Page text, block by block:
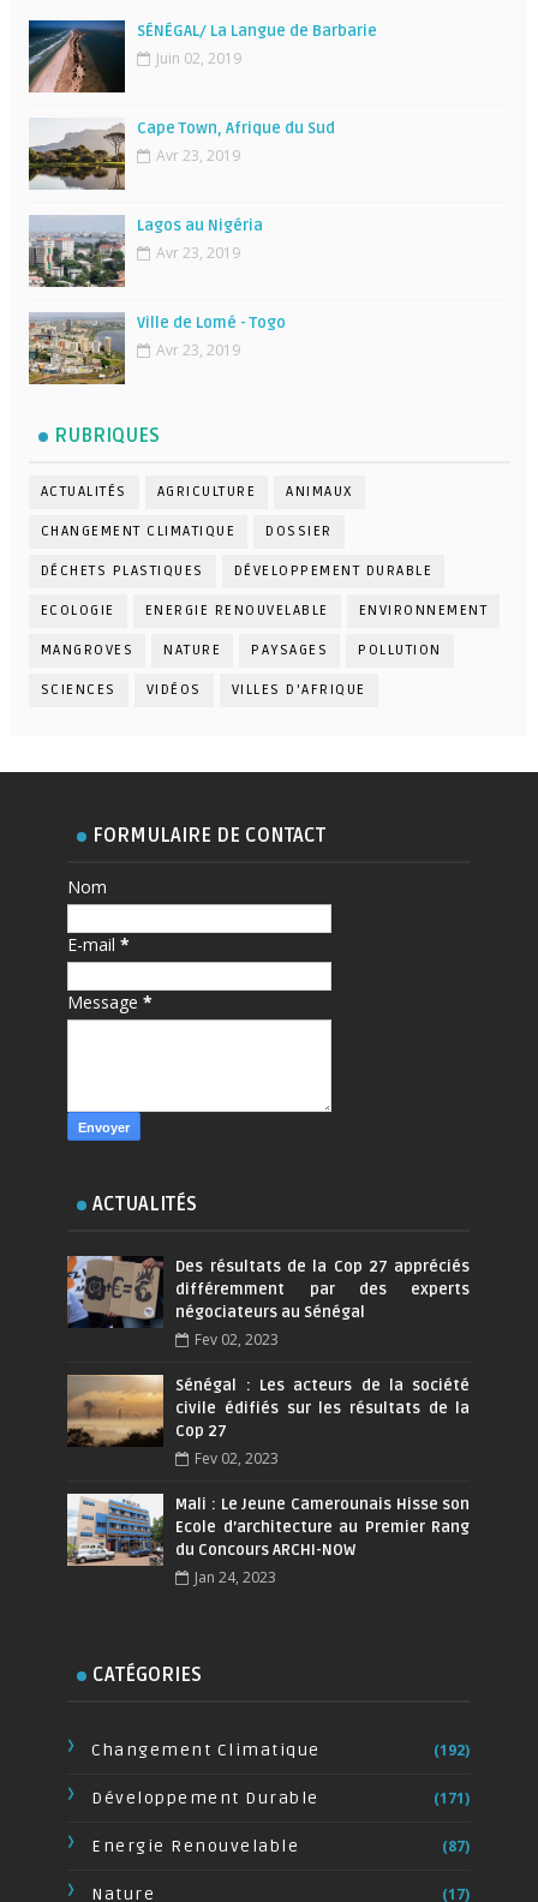
SÉNÉGAL/ La Langue de Barbarie
Juin 02, 2019
Cape Town, Afrique du Sud
Avr 23, 2019
Lagos au Nigéria
Avr 23, 2019
Ville de Lomé - Togo
Avr 23, 2019
RUBRIQUES
ACTUALITÉS AGRICULTURE ANIMAUX
CHANGEMENT CLIMATIQUE DOSSIER
DÉCHETS PLASTIQUES DÉVELOPPEMENT DURABLE
ECOLOGIE ENERGIE RENOUVELABLE ENVIRONNEMENT
MANGROVES NATURE PAYSAGES POLLUTION
SCIENCES VIDÉOS VILLES D'AFRIQUE
FORMULAIRE DE CONTACT
Nom
E-mail*
Message*
ACTUALITÉS
Des résultats de la Cop 27 appréciés
différemment par des experts
négociateurs au Sénégal
Fev 02, 2023
Sénégal : Les acteurs de la société
civile édifiés sur les résultats de la
Cop 27
Fev 02, 2023
Mali : Le Jeune Camerounais Hisse son
Ecole d’architecture au Premier Rang
du Concours ARCHI-NOW
Jan 24, 2023
CATÉGORIES
Changement Climatique (192)
Développement Durable (171)
Energie Renouvelable (87)
Nature (17)